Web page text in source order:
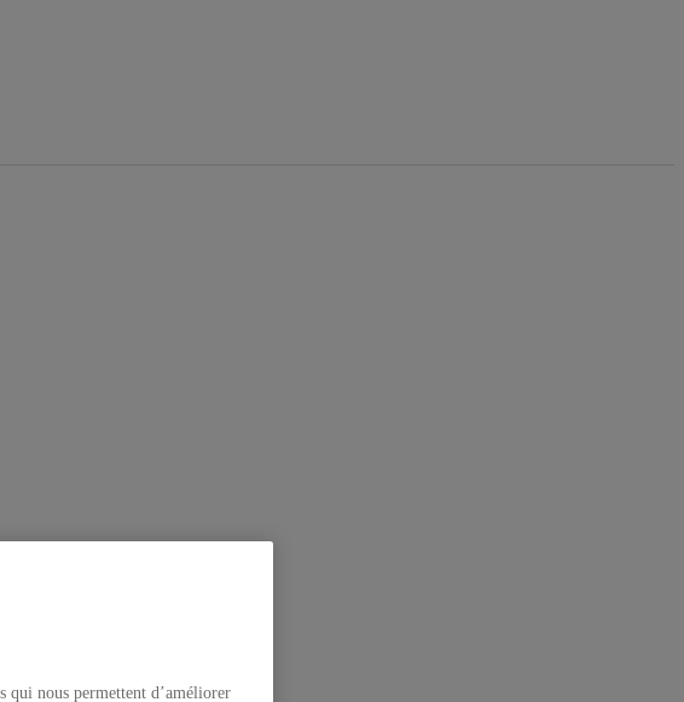
qui nous permettent d’améliorer